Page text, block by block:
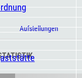
Aufstellungen